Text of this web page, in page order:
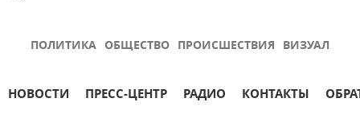
ПОЛИТИКА ОБЩЕСТВО ПРОИСШЕСТВИЯ ВИЗУАЛ
НОВОСТИ ПРЕСС-ЦЕНТР РАДИО КОНТАКТЫ